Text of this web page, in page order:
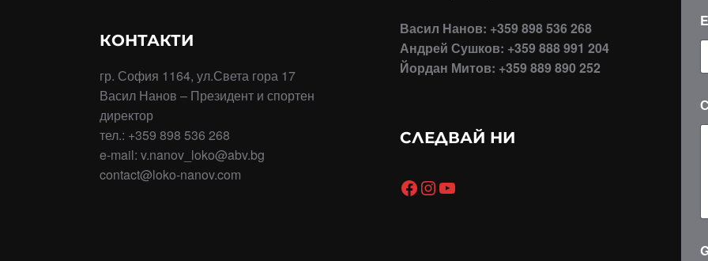
КОНТАКТИ
гр. София 1164, ул.Света гора 17
Васил Нанов – Президент и спортен
директор
тел.: +359 898 536 268
e-mail: v.nanov_loko@abv.bg
contact@loko-nanov.com
Васил Нанов: +359 898 536 268
Андрей Сушков: +359 888 991 204
Йордан Митов: +359 889 890 252
СЛЕДВАЙ НИ
Facebook
Instagram
YouTube
о
б
н
е